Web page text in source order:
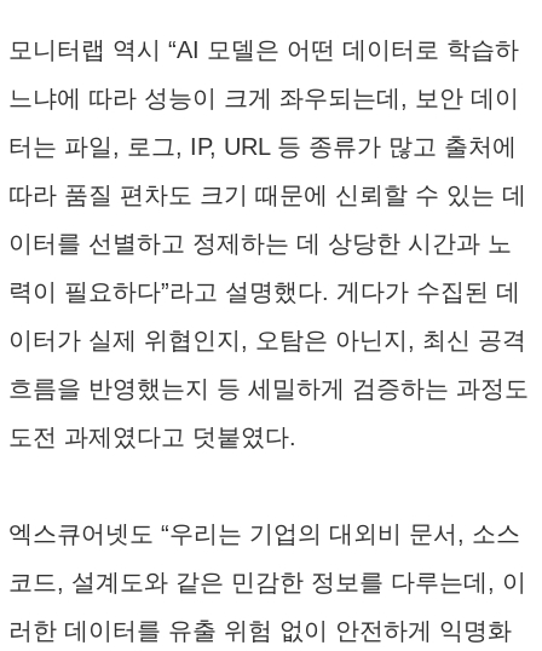
모니터랩 역시 “AI 모델은 어떤 데이터로 학습하
느냐에 따라 성능이 크게 좌우되는데, 보안 데이
터는 파일, 로그, IP, URL 등 종류가 많고 출처에
따라 품질 편차도 크기 때문에 신뢰할 수 있는 데
이터를 선별하고 정제하는 데 상당한 시간과 노
력이 필요하다”라고 설명했다. 게다가 수집된 데
이터가 실제 위협인지, 오탐은 아닌지, 최신 공격
흐름을 반영했는지 등 세밀하게 검증하는 과정도
도전 과제였다고 덧붙였다.
엑스큐어넷도 “우리는 기업의 대외비 문서, 소스
코드, 설계도와 같은 민감한 정보를 다루는데, 이
러한 데이터를 유출 위험 없이 안전하게 익명화